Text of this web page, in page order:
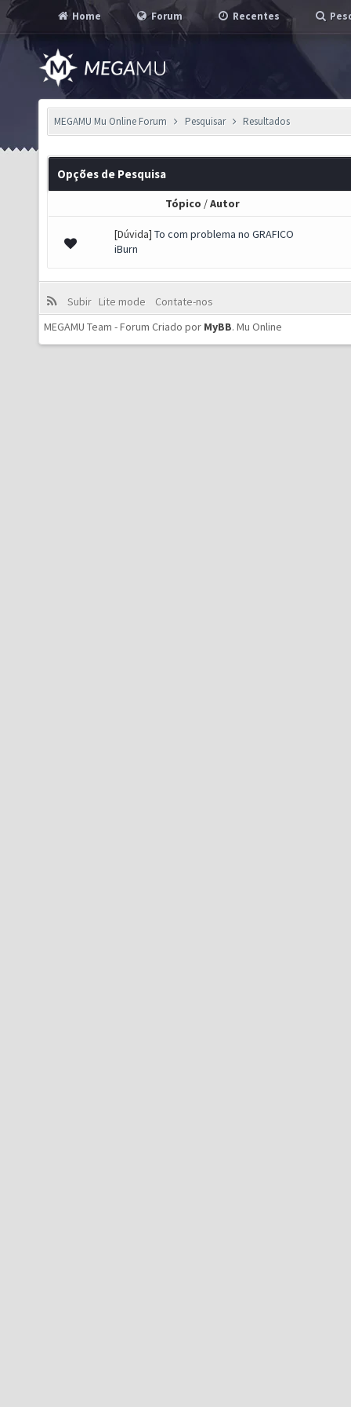
Home Forum Recentes
MEGAMU Mu Online Forum Pesquisar Resultados
Opções de Pesquisa
Tópico /Autor
[Dúvida] To com problema no GRAFICO
iBurn
Subir Lite mode
Contate-nos
MEGAMU Team - Forum Criado por MyBB. Mu Online